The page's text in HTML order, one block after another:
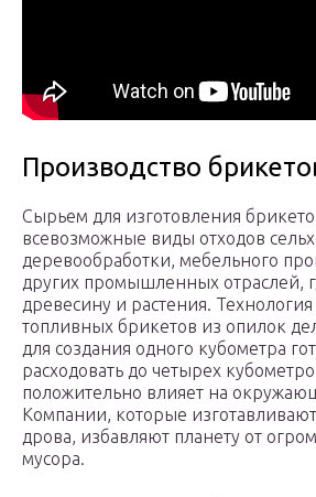
Производство
Сырьем для изготовления
всевозможные виды отходов
деревообработки, мебельного
других промышленных отраслей,
древесину и растения.
топливных брикетов из опилок
для создания одного кубометра
расходовать до четырех
положительно влияет на
Компании, которые
дрова, избавляют планету от
мусора.